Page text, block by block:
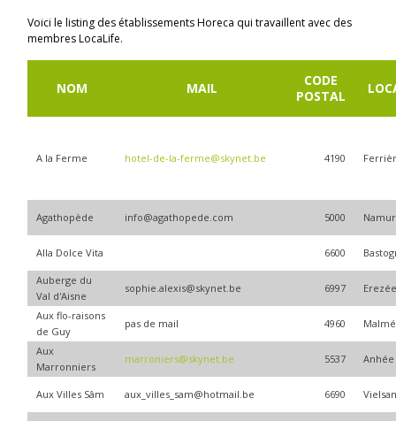
Voici le listing des établissements Horeca qui travaillent avec des
membres LocaLife.
NOM MAIL
CODE
POSTAL
A la Ferme hotel-de-la-ferme@skynet.be 4190
Agathopède info@agathopede.com 5000 Namur
Alla Dolce Vita 6600
Auberge du
Val d'Aisne
sophie.alexis@skynet.be 6997
Aux flo-raisons
de Guy
pas de mail 4960
Aux
Marronniers
marroniers@skynet.be 5537 Anhée
Aux Villes Sâm aux_villes_sam@hotmail.be 6690